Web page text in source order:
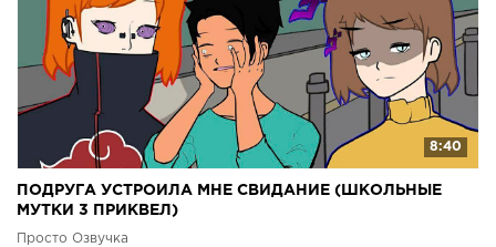
8:40
ПОДРУГА УСТРОИЛА МНЕ СВИДАНИЕ (ШКОЛЬНЫЕ
МУТКИ 3 ПРИКВЕЛ)
Просто Озвучка